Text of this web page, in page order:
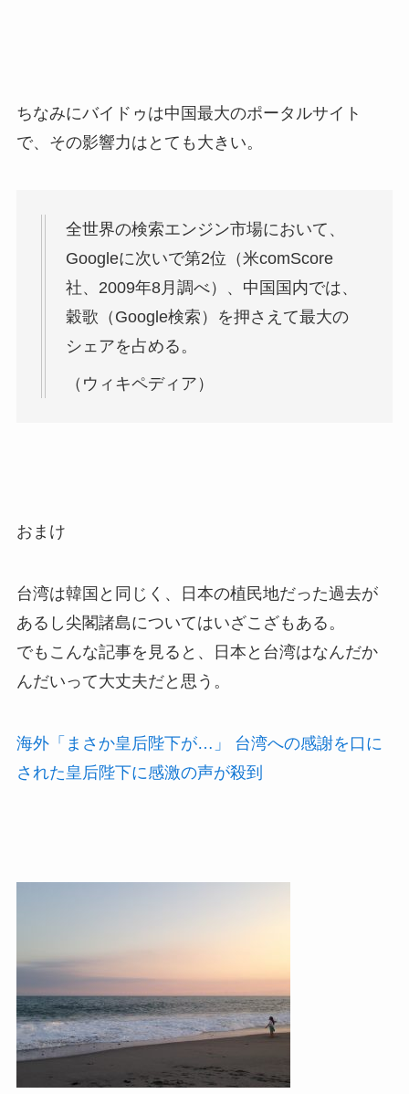
ちなみにバイドゥは中国最大のポータルサイト
で、その影響力はとても大きい。
全世界の検索エンジン市場において、
Googleに次いで第2位（米comScore
社、2009年8月調べ）、中国国内では、
穀歌（Google検索）を押さえて最大の
シェアを占める。
（ウィキペディア）
おまけ
台湾は韓国と同じく、日本の植民地だった過去が
あるし尖閣諸島についてはいざこざもある。
でもこんな記事を見ると、日本と台湾はなんだか
んだいって大丈夫だと思う。
海外「まさか皇后陛下が…」 台湾への感謝を口 に
された皇后陛下に感激の声が殺到